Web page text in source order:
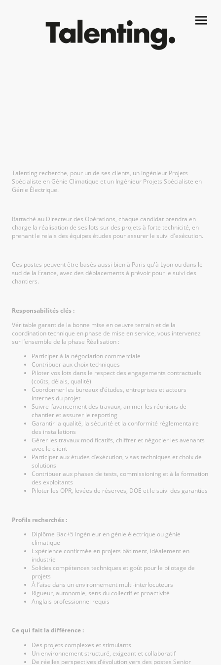
Talenting recherche, pour un de ses clients, un Ingénieur Projets
Spécialiste en Génie Climatique et un Ingénieur Projets Spécialiste en
Génie Électrique.
Rattaché au Directeur des Opérations, chaque candidat prendra en
charge la réalisation de ses lots sur des projets à forte technicité, en
prenant le relais des équipes études pour assurer le suivi d'exécution.
Ces postes peuvent être basés aussi bien à Paris qu'à Lyon ou dans le
sud de la France, avec des déplacements à prévoir pour le suivi des
chantiers.
Responsabilités clés :
Véritable garant de la bonne mise en oeuvre terrain et de la
coordination technique en phase de mise en service, vous intervenez
sur l’ensemble de la phase Réalisation :
Participer à la négociation commerciale
Contribuer aux choix techniques
Piloter vos lots dans le respect des engagements contractuels
(coûts, délais, qualité)
Coordonner les bureaux d’études, entreprises et acteurs
internes du projet
Suivre l’avancement des travaux, animer les réunions de
chantier et assurer le reporting
Garantir la qualité, la sécurité et la conformité réglementaire
des installations
Gérer les travaux modificatifs, chiffrer et négocier les avenants
avec le client
Participer aux études d’exécution, visas techniques et choix de
solutions
Contribuer aux phases de tests, commissioning et à la formation
des exploitants
Piloter les OPR, levées de réserves, DOE et le suivi des garanties
Profils recherchés :
Diplôme Bac+5 Ingénieur en génie électrique ou génie
climatique
Expérience confirmée en projets bâtiment, idéalement en
industrie
Solides compétences techniques et goût pour le pilotage de
projets
À l’aise dans un environnement multi-interlocuteurs
Rigueur, autonomie, sens du collectif et proactivité
Anglais professionnel requis
Ce qui fait la différence :
Des projets complexes et stimulants
Un environnement structuré, exigeant et collaboratif
De réelles perspectives d’évolution vers des postes Senior